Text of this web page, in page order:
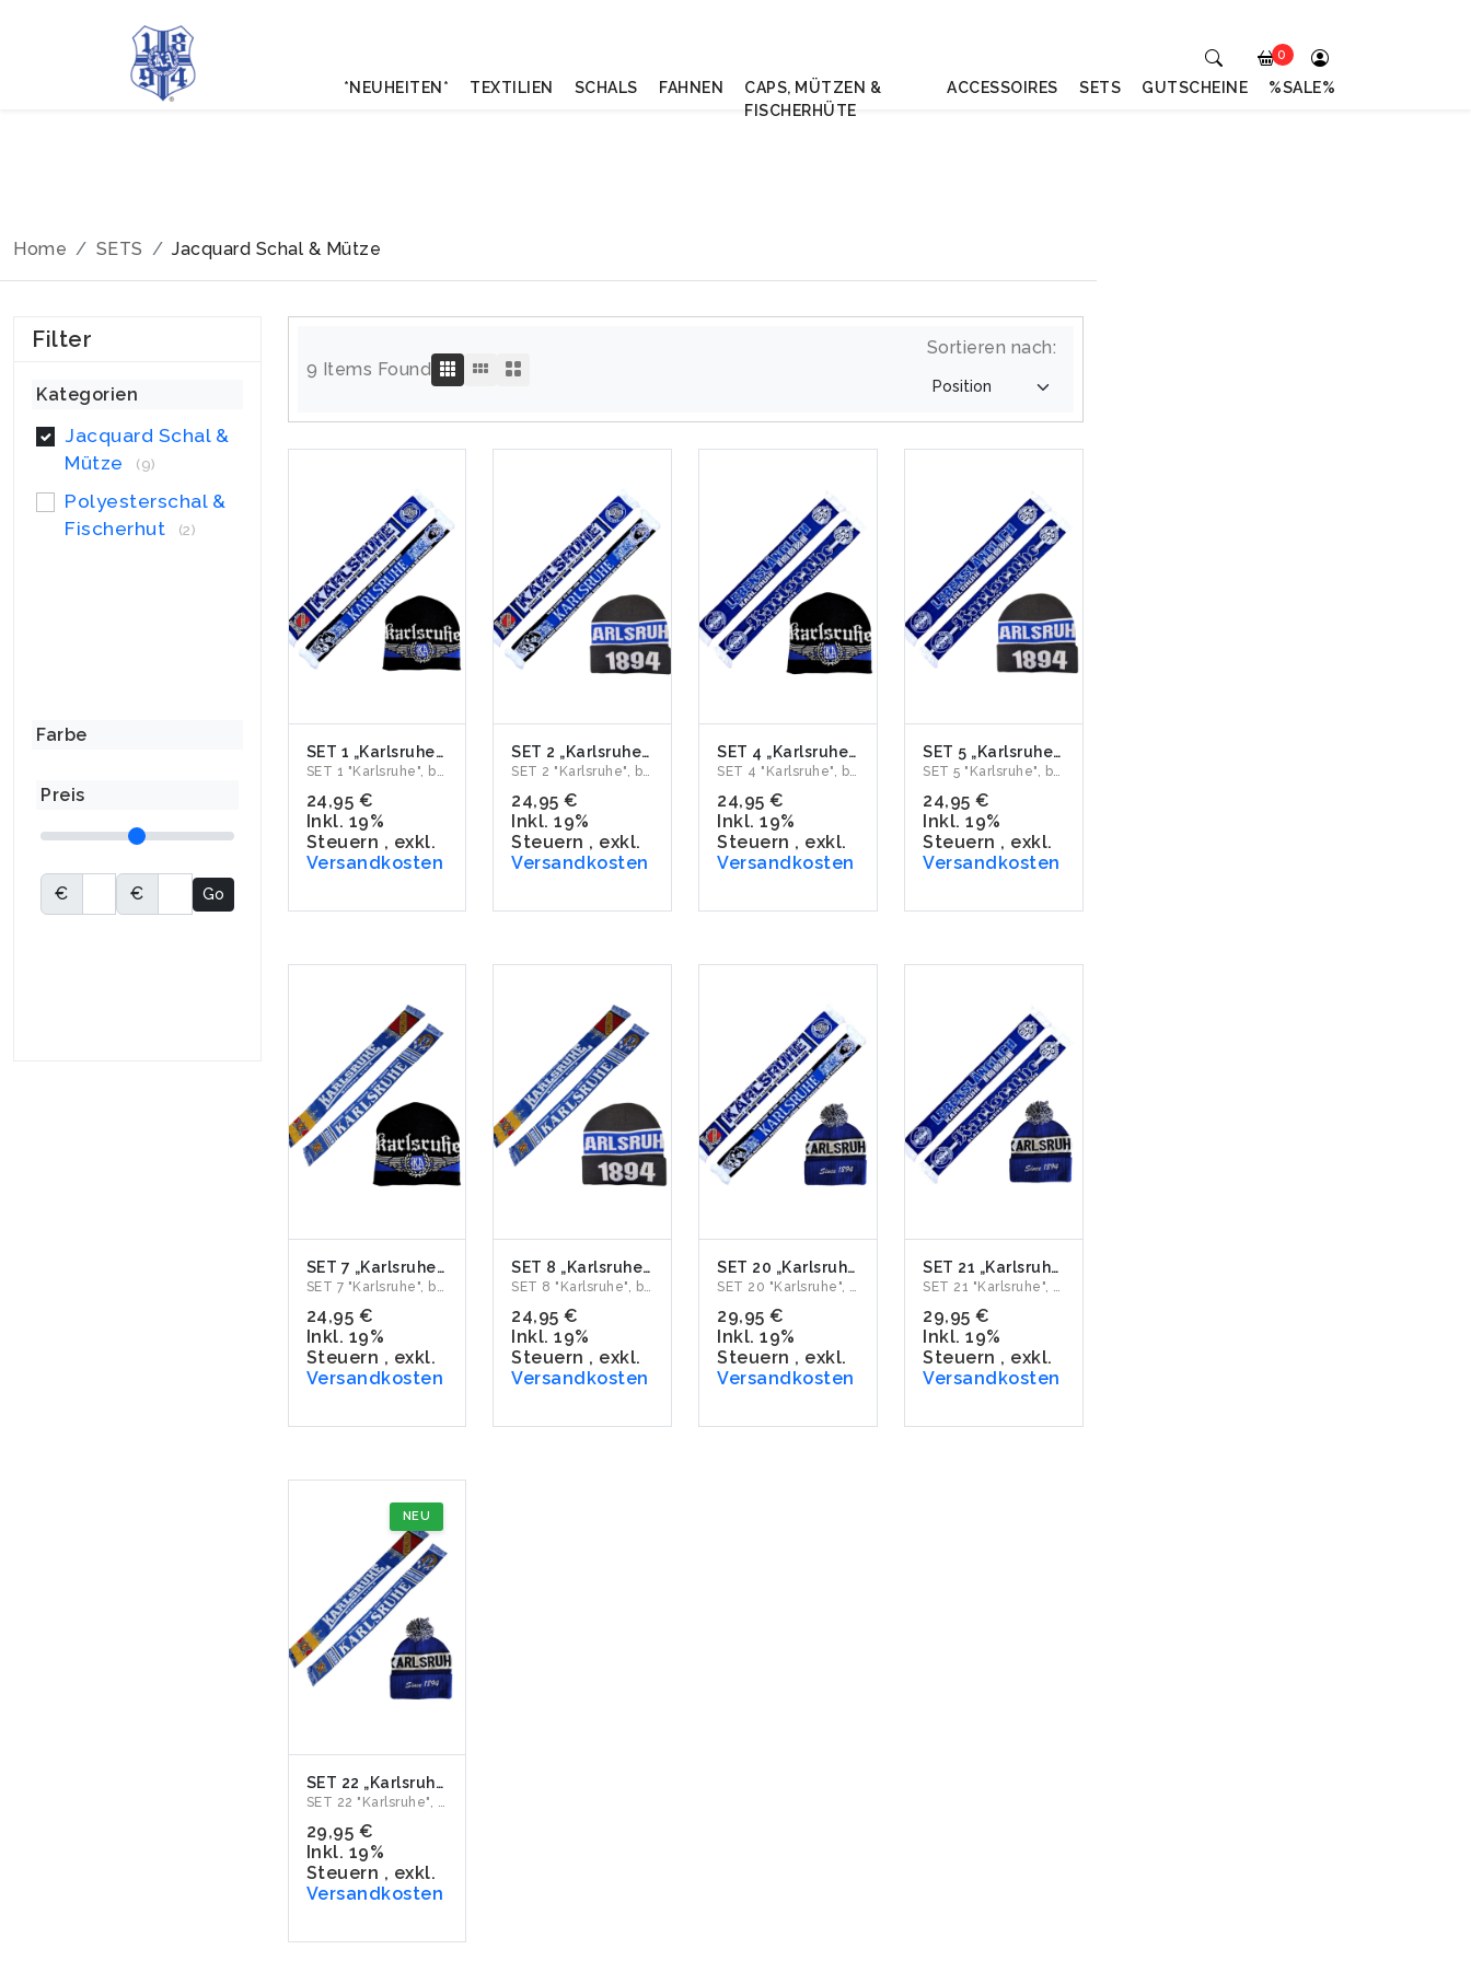
Home SETS Jacquard Schal & Mütze
Filter
Kategorien
Jacquard Schal &
Mütze
(9)
Polyesterschal &
Fischerhut
(2)
Farbe
Preis
€ € Go
9 Items Found
Sortieren nach:
SET 1 „Karlsruhe" Jacquardschal & Wollmütze
SET 1 "Karlsruhe", bestehend aus Jacquardschal "Kämpft für...
24,95 €
Inkl. 19%
Steuern , exkl.
Versandkosten
SET 2 „Karlsruhe" Jacquardschal & Wollmütze
SET 2 "Karlsruhe", bestehend aus Jacquardschal "Kämpft für...
24,95 €
Inkl. 19%
Steuern , exkl.
Versandkosten
SET 4 „Karlsruhe" Jacquardschal & Wollmütze
SET 4 "Karlsruhe", bestehend aus Jacquardschal "Lebenslängl...
24,95 €
Inkl. 19%
Steuern , exkl.
Versandkosten
SET 5 „Karlsruhe" Jacquardschal & Wollmütze
SET 5 "Karlsruhe", bestehend aus Jacquardschal "Lebenslängl...
24,95 €
Inkl. 19%
Steuern , exkl.
Versandkosten
SET 7 „Karlsruhe" Jacquardschal & Wollmütze
SET 7 "Karlsruhe", bestehend aus Jacquardschal "Badens Stolz...
24,95 €
Inkl. 19%
Steuern , exkl.
Versandkosten
SET 8 „Karlsruhe" Jacquardschal & Wollmütze
SET 8 "Karlsruhe", bestehend aus Jacquardschal "Badens Stolz...
24,95 €
Inkl. 19%
Steuern , exkl.
Versandkosten
SET 20 „Karlsruhe" Jacquardschal & Bommelmütze
SET 20 "Karlsruhe", bestehend aus Jacquardschal "Kämpft fü...
29,95 €
Inkl. 19%
Steuern , exkl.
Versandkosten
SET 21 „Karlsruhe" Jacquardschal & Bommelmütze
SET 21 "Karlsruhe", bestehend aus Jacquardschal "Lebensläng...
29,95 €
Inkl. 19%
Steuern , exkl.
Versandkosten
NEU
SET 22 „Karlsruhe" Jacquardschal & Bommelmütze
SET 22 "Karlsruhe", bestehend aus Jacquardschal "Badens Stol...
29,95 €
Inkl. 19%
Steuern , exkl.
Versandkosten
0
*NEUHEITEN* TEXTILIEN SCHALS FAHNEN
CAPS, MÜTZEN &
FISCHERHÜTE
ACCESSOIRES SETS GUTSCHEINE %SALE%